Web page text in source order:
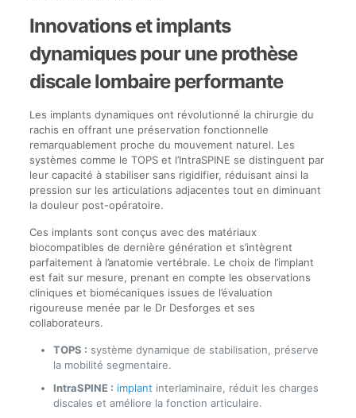
Innovations et implants
dynamiques pour une prothèse
discale lombaire performante
Les implants dynamiques ont révolutionné la chirurgie du
rachis en offrant une préservation fonctionnelle
remarquablement proche du mouvement naturel. Les
systèmes comme le TOPS et l’IntraSPINE se distinguent par
leur capacité à stabiliser sans rigidifier, réduisant ainsi la
pression sur les articulations adjacentes tout en diminuant
la douleur post-opératoire.
Ces implants sont conçus avec des matériaux
biocompatibles de dernière génération et s’intègrent
parfaitement à l’anatomie vertébrale. Le choix de l’implant
est fait sur mesure, prenant en compte les observations
cliniques et biomécaniques issues de l’évaluation
rigoureuse menée par le Dr Desforges et ses
collaborateurs.
TOPS : système dynamique de stabilisation, préserve
la mobilité segmentaire.
IntraSPINE : implant interlaminaire, réduit les charges
discales et améliore la fonction articulaire.